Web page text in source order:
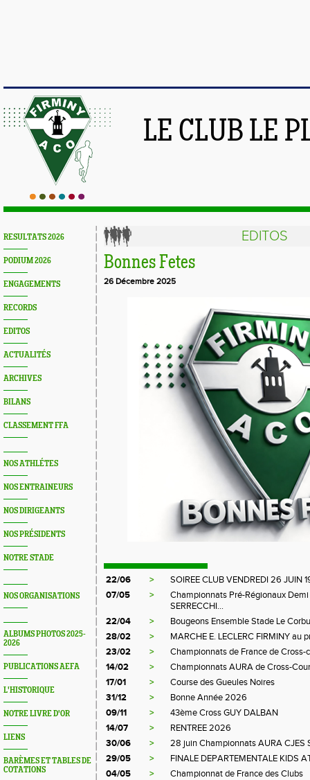
LE CLUB LE
RESULTATS 2026
PODIUM 2026
ENGAGEMENTS
RECORDS
EDITOS
ACTUALITÉS
ARCHIVES
BILANS
CLASSEMENT FFA
NOS ATHLÉTES
NOS ENTRAINEURS
NOS DIRIGEANTS
NOS PRÉSIDENTS
NOTRE STADE
NOS ORGANISATIONS
ALBUMS PHOTOS 2025-
2026
PUBLICATIONS AEFA
L'HISTORIQUE
NOTRE LIVRE D'OR
LIENS
BARÈMES ET TABLES DE
COTATIONS
EDITOS
Bonnes Fetes
26 Décembre 2025
22/06 >
SOIREE CLUB VENDREDI 26 JUIN
07/05
>
Championnats Pré-Régionaux
SERRECCHI...
22/04
>
Bougeons Ensemble Stade Le
28/02
>
MARCHE E. LECLERC FIRMINY au
23/02
>
Championnats de France de Cross-
14/02
>
Championnats AURA de Cross-
17/01
>
Course des Gueules Noires
31/12
>
Bonne Année 2026
09/11
>
43ème Cross GUY DALBAN
14/07
>
RENTREE 2026
30/06
>
28 juin Championnats AURA CJES
29/05
>
FINALE DEPARTEMENTALE KIDS
04/05
>
Championnat de France des Clubs